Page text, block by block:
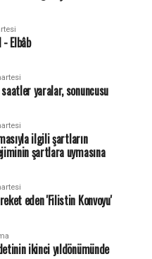
Elbâb
yaralar, sonuncusu
ilgili şartların
şartlara uymasına
eden 'Filistin Konvoyu'
ikinci yıldönümünde